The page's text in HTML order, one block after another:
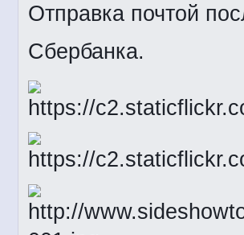
Отправка почтой
Сбербанка.